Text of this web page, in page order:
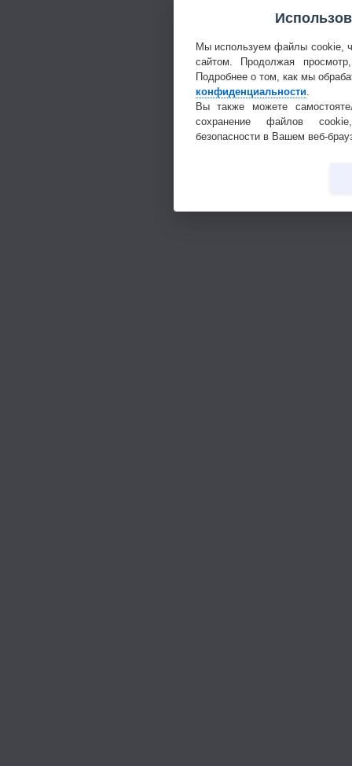
Мы используем файлы cookie,
сайтом. Продолжая
Подробнее о том, как мы
конфиденциальности.
Вы также можете
сохранение файлов
безопасности в Вашем веб-